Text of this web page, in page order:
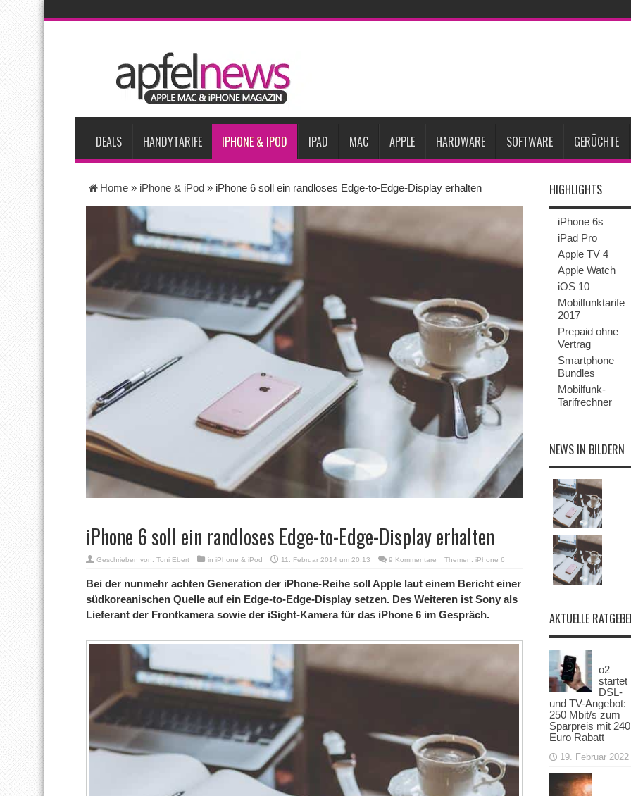
iPhone Ultra lässt Verkauf faltbarer Smartphones 2026 um 20 Prozent steigen
iPhone 18 Pro: Diese 3 großen Upgrades bringt das Top-Modell
iPhone Air 2 für Anfang 2027 erwartet Apples vermutete AirPods mit Kameras sollen bereits im September erscheinen
Apple erzielt 49 Prozent des weltweiten Smartphone-Umsatzes im 2. Quartal
DEALS HANDYTARIFE IPHONE & IPOD IPAD MAC APPLE HARDWARE SOFTWARE GERÜCHTE
Home » iPhone & iPod » iPhone 6 soll ein randloses Edge-to-Edge-Display erhalten
iPhone 6 soll ein randloses Edge-to-Edge-Display erhalten
Geschrieben von: Toni Ebert in iPhone & iPod 11. Februar 2014 um 20:13 9 Kommentare Themen: iPhone 6
Bei der nunmehr achten Generation der iPhone-Reihe soll Apple laut einem Bericht einer
südkoreanischen Quelle auf ein Edge-to-Edge-Display setzen. Des Weiteren ist Sony als
Lieferant der Frontkamera sowie der iSight-Kamera für das iPhone 6 im Gespräch.
HIGHLIGHTS
iPhone 6s
iPad Pro
Apple TV 4
Apple Watch
iOS 10
Mobilfunktarife
2017
Prepaid ohne
Vertrag
Smartphone
Bundles
Mobilfunk-
Tarifrechner
NEWS IN BILDERN
AKTUELLE
o2
startet
DSL-
und TV-Angebot:
250 Mbit/s zum
Sparpreis mit 240
Euro Rabatt
19. Februar 2022